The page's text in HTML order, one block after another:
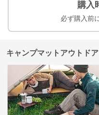
購入
必ず購入前
キャンプマットアウトド